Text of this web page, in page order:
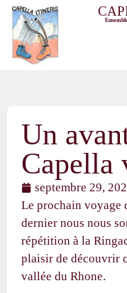
Un
Capella
septembre 29,
Le prochain voyage
dernier nous nous
répétition à la
plaisir de découvrir
vallée du Rhone.